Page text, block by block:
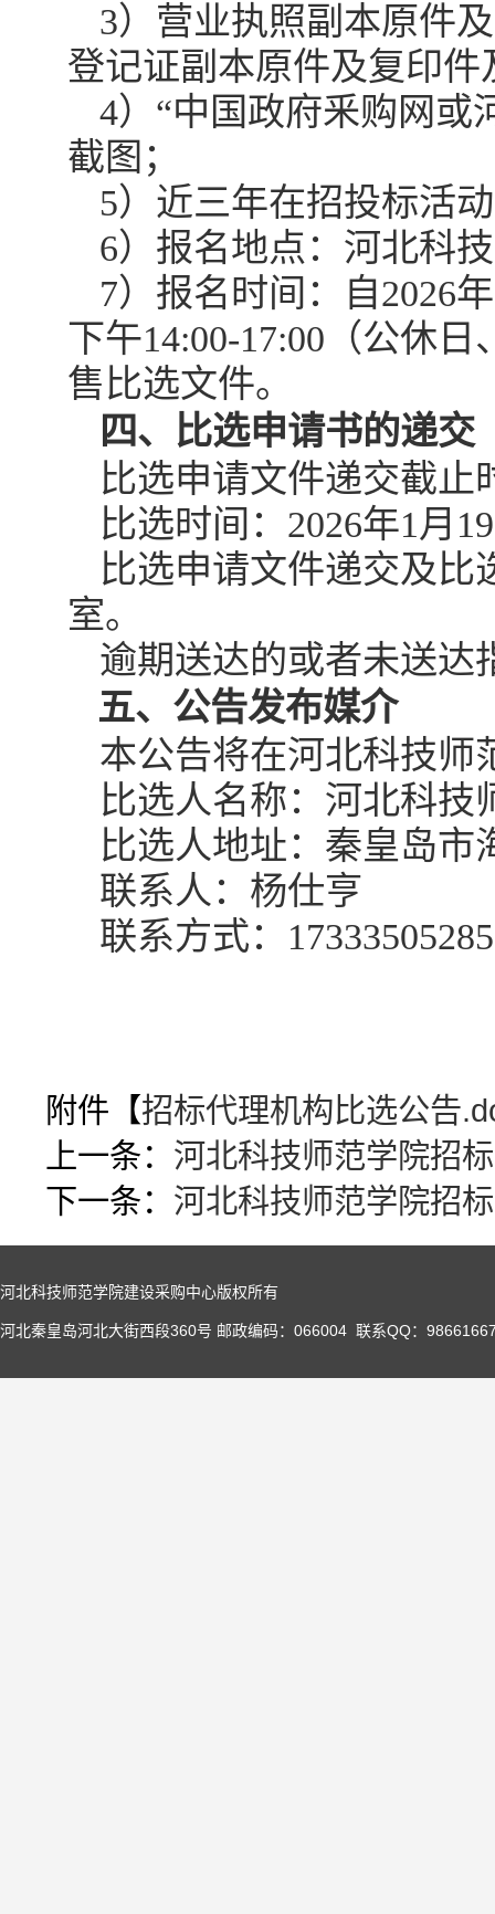
3） 营业执照副本原件
登记证副本原件及复印
4） “中国政府釆购网或
截图；
5） 近三年在招投标活
6） 报名地点：河北科
7） 报名时间：自2026
下午14:00-17:00（公休
售比选文件。
四、比选申请书的递交
比选申请文件递交截止
比选时间：2026年1月
比选申请文件递交及比
室。
逾期送达的或者未送达
五、公告发布媒介
本公告将在河北科技师
比选人名称：河北科技
比选人地址：秦皇岛市
联系人：杨仕亨
联系方式：17333505285
附件【招标代理机构比选公告
上一条： 河北科技师范学院招
下一条： 河北科技师范学院招
河北科技师范学院建设采购中心版权所有
河北秦皇岛河北大街西段360号 邮政编码：066004 联系QQ：